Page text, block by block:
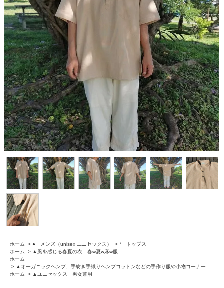
ホーム > ● メンズ（unisex ユニセックス） > * トップス
ホーム
> ▲風を感じる春夏の衣 春∞夏∞麻∞服
ホーム
> ▲オーガニックヘンプ、手紡ぎ手織りヘンプコットンなどの手作り服や小物コーナー
ホーム
> ▲ユニセックス 男女兼用